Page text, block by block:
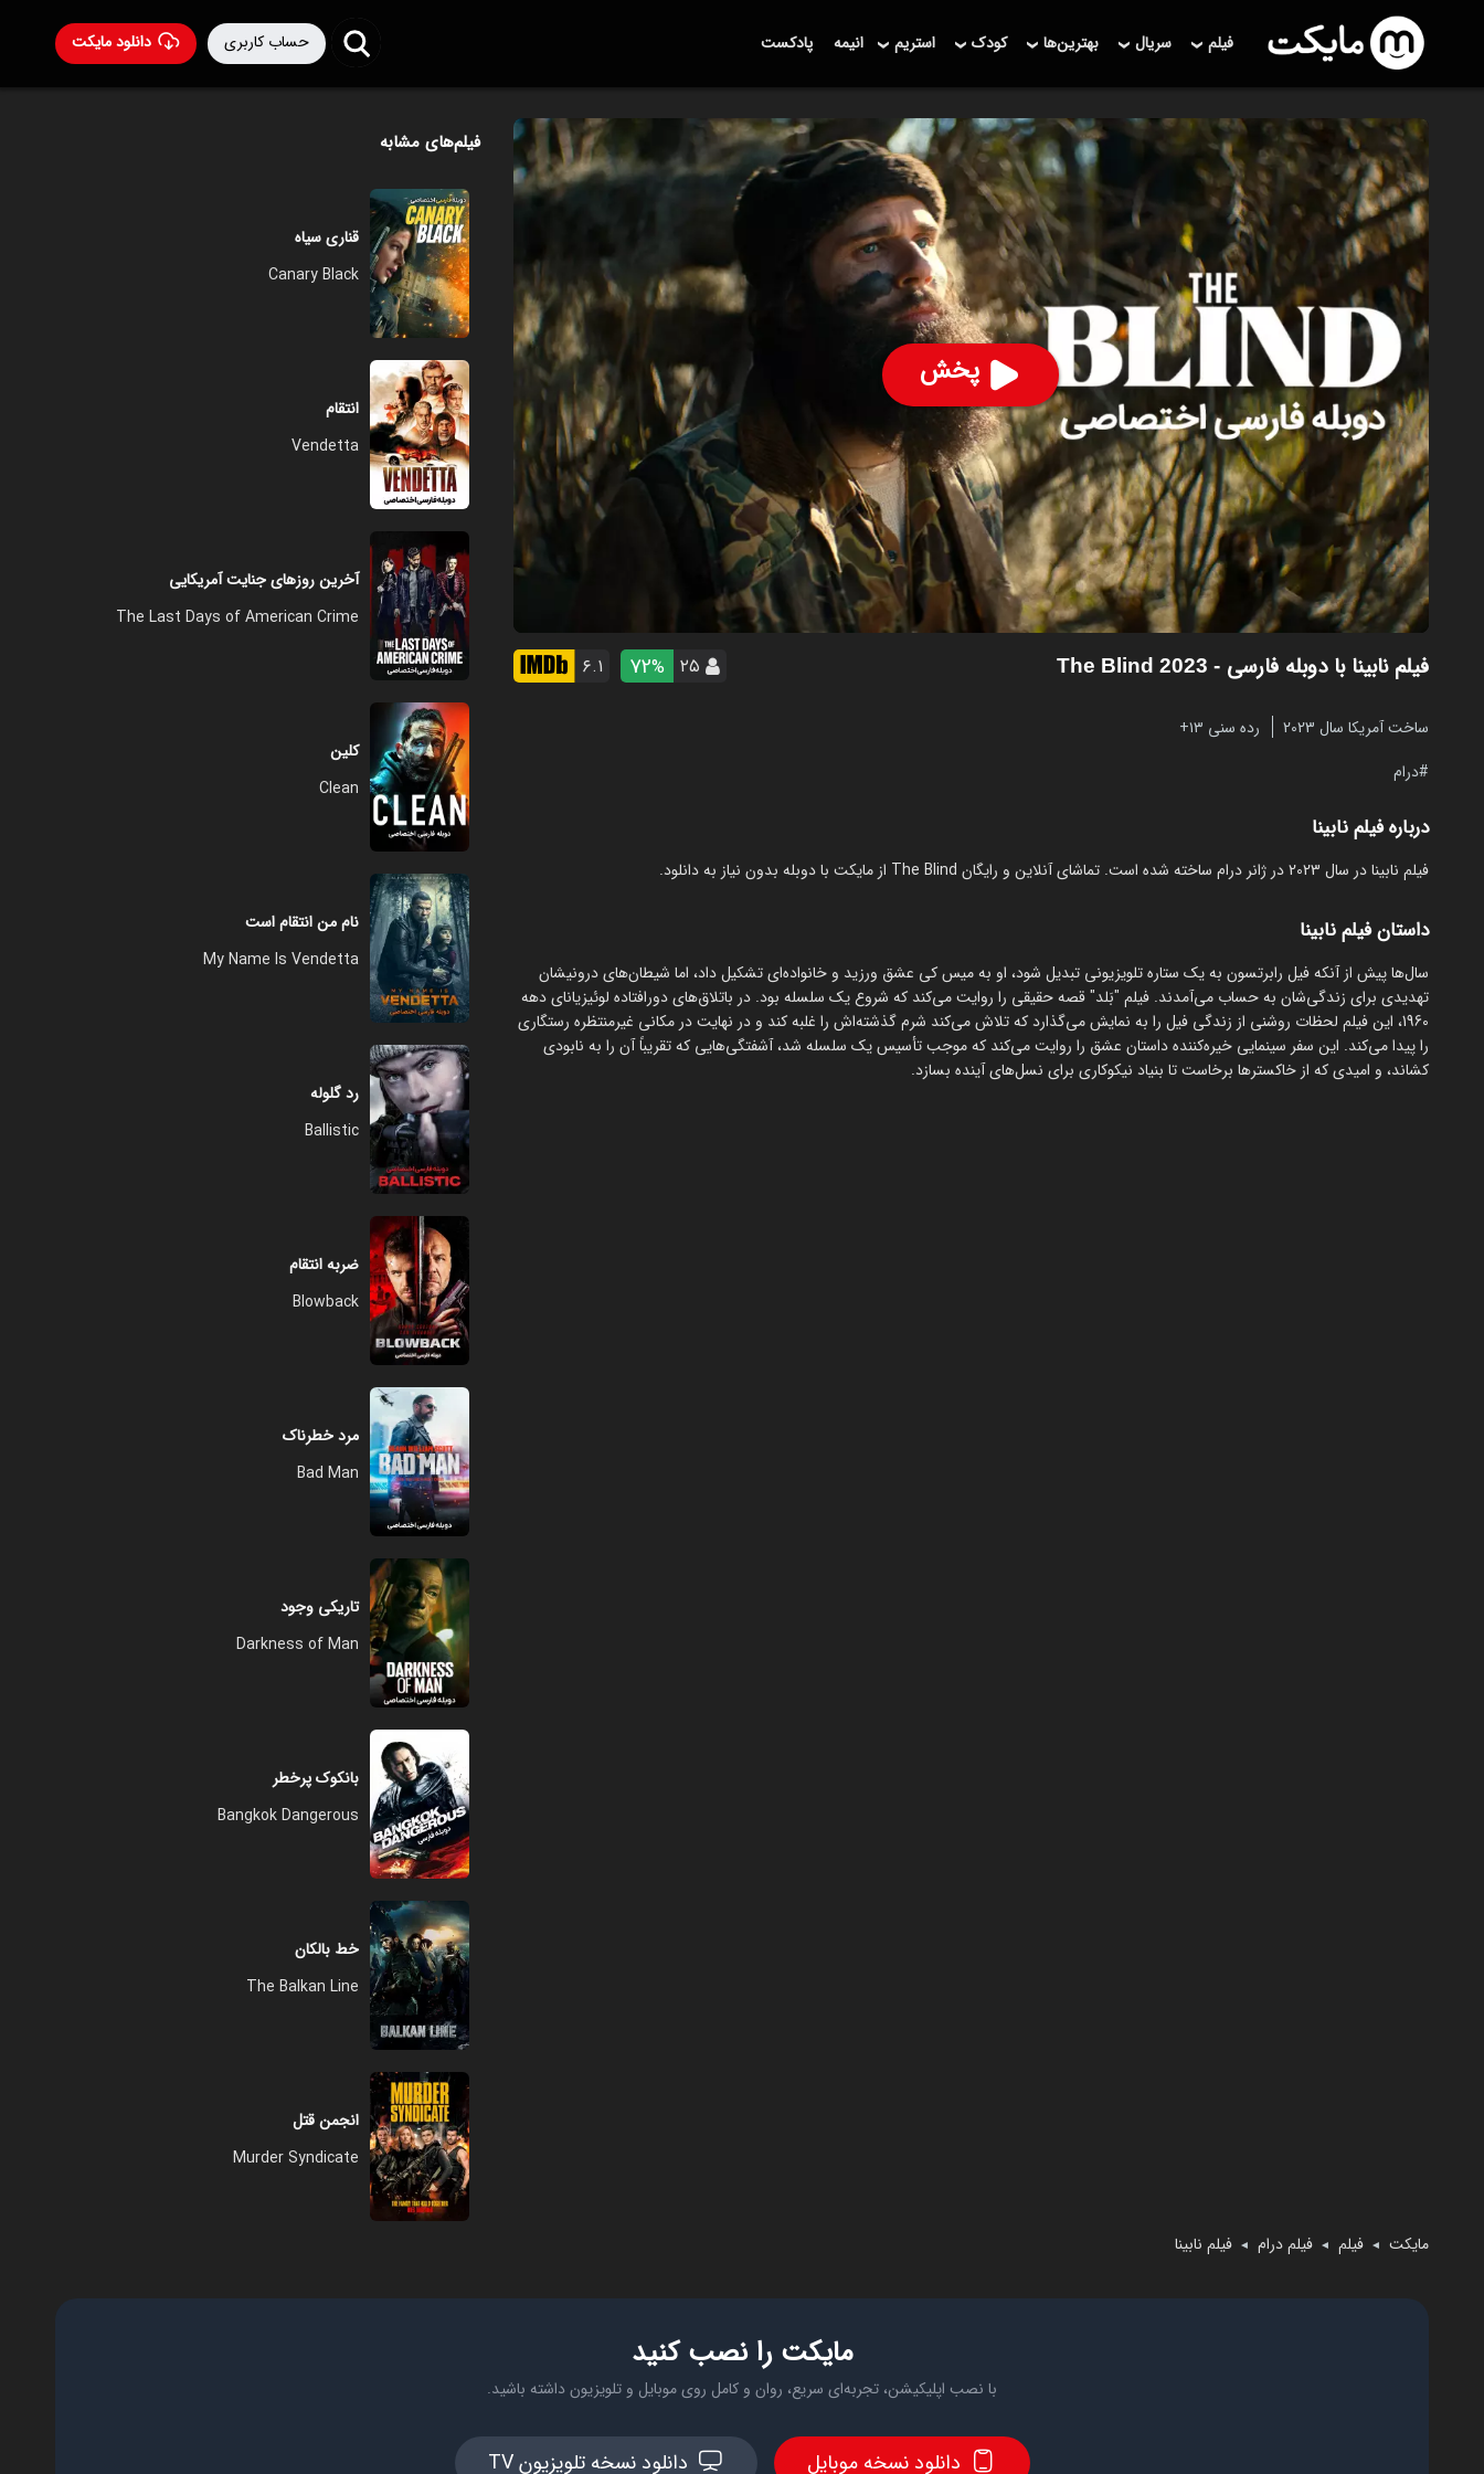
دانلود مایکت حساب کاربری فیلم سریال بهترین‌ها کودک استریم انیمه پادکست
پخش
فیلم نابینا با دوبله فارسی - The Blind 2023 ۲۵ 72% ۶.۱
ساخت آمریکا سال 2023
رده سنی ۱۳+
درام
درباره فیلم نابینا
فیلم نابینا در سال 2023 در ژانر درام ساخته شده است. تماشای آنلاین و رایگان The Blind از مایکت با دوبله بدون نیاز به دانلود.
داستان فیلم نابینا
سال‌ها پیش از آنکه فیل رابرتسون به یک ستاره تلویزیونی تبدیل شود، او به میس کی عشق ورزید و خانواده‌ای تشکیل داد، اما شیطان‌های درونیشان
تهدیدی برای زندگی‌شان به حساب می‌آمدند. فیلم "بَلد" قصه حقیقی را روایت می‌کند که شروع یک سلسله بود. در باتلاق‌های دورافتاده لوئیزیانای دهه
1960، این فیلم لحظات روشنی از زندگی فیل را به نمایش می‌گذارد که تلاش می‌کند شرم گذشته‌اش را غلبه کند و در نهایت در مکانی غیرمنتظره رستگاری
را پیدا می‌کند. این سفر سینمایی خیره‌کننده داستان عشق را روایت می‌کند که موجب تأسیس یک سلسله شد، آشفتگی‌هایی که تقریباً آن را به نابودی
کشاند، و امیدی که از خاکسترها برخاست تا بنیاد نیکوکاری برای نسل‌های آینده بسازد.
مایکت ◄ فیلم ◄ فیلم درام ◄ فیلم نابینا
فیلم‌های مشابه
قناری سیاه
Canary Black
انتقام
Vendetta
آخرین روزهای جنایت آمریکایی
The Last Days of American Crime
کلین
Clean
نام من انتقام است
My Name Is Vendetta
رد گلوله
Ballistic
ضربه انتقام
Blowback
مرد خطرناک
Bad Man
تاریکی وجود
Darkness of Man
بانکوک پرخطر
Bangkok Dangerous
خط بالکان
The Balkan Line
انجمن قتل
Murder Syndicate
مایکت را نصب کنید
با نصب اپلیکیشن، تجربه‌ای سریع، روان و کامل روی موبایل و تلویزیون داشته باشید.
دانلود نسخه موبایل دانلود نسخه تلویزیون TV